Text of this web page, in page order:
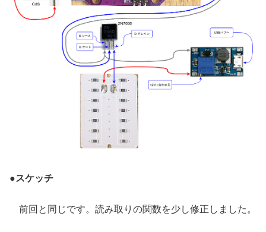
●スケッチ
前回と同じです。読み取りの関数を少し修正しました。